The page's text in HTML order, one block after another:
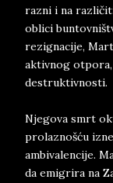
razni i na
oblici
rezignacije,
aktivnog
destruktivnosti.
Njegova smrt
prolaznošću
ambivalencije.
da emigrira na